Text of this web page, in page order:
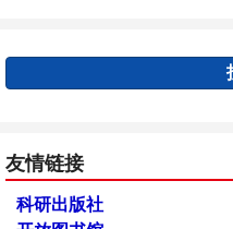
友情链接
科研出版社